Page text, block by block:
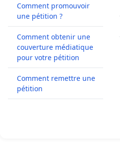
Comment promouvoir
une pétition ?
Comment obtenir une
couverture médiatique
pour votre pétition
Comment remettre une
pétition